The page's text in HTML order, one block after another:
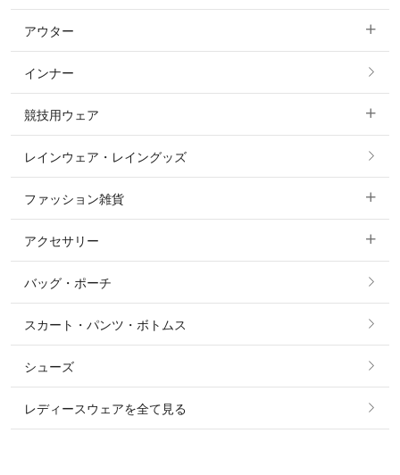
フルグリップ・尻革 キュロット
ニーグリップ・膝革 キュロット
すべてのトップス
ポロシャツ
カットソー・Tシャツ・タンクトップ
パーカー・トレーナー・スウェット
ニット・セーター
シャツ・ブラウス・ワンピース
アウター
すべてのアウター
コート
ジャケット・ブルゾン
その他 アウター
インナー
競技用ウェア
すべての競技用ウェア
ショージャケット
ショーシャツ
レインウェア・レイングッズ
ファッション雑貨
すべてのファッション雑貨
ソックス
ベルト
マフラー・スカーフ・ストール・スヌード
アクセサリー
すべてのアクセサリー
リング
ピアス・イヤリング
バッグ・ポーチ
スカート・パンツ・ボトムス
シューズ
レディースウェアを全て見る